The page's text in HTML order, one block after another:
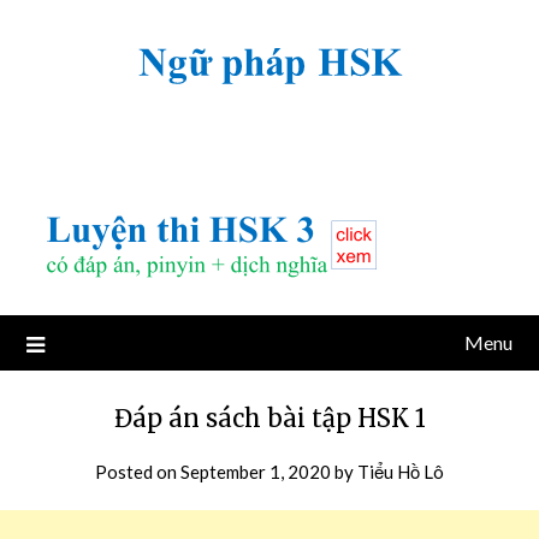
Menu
Đáp án sách bài tập HSK 1
Posted onSeptember 1, 2020 by Tiểu Hồ Lô